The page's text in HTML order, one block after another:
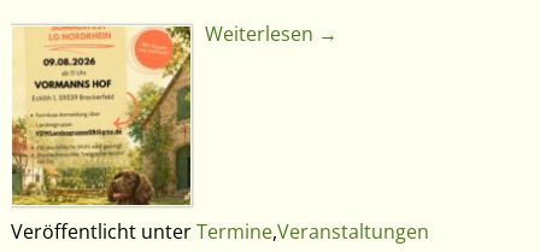
Weiterlesen →
Veröffentlicht unterTermine,Veranstaltungen